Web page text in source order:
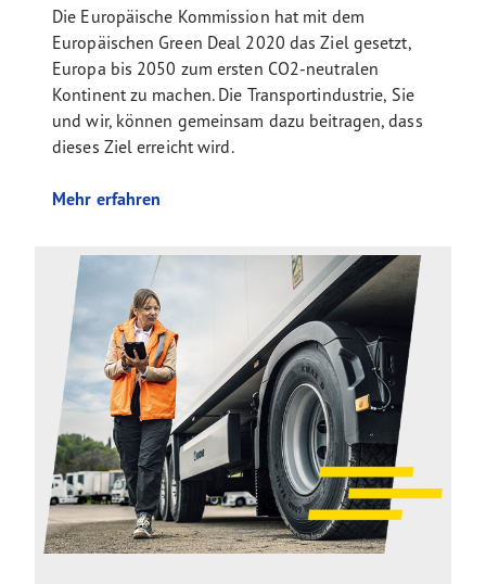
Die Europäische Kommission hat mit dem
Europäischen Green Deal 2020 das Ziel gesetzt,
Europa bis 2050 zum ersten CO2-neutralen
Kontinent zu machen. Die Transportindustrie, Sie
und wir, können gemeinsam dazu beitragen, dass
dieses Ziel erreicht wird.
Mehr erfahren